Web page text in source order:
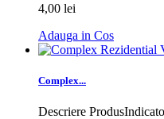
4,00 lei
Adauga in Cos
Complex...
Descriere